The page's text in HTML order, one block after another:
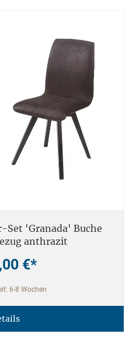
Set 'Granada' Buche
anthrazit
€*
6-8 Wochen